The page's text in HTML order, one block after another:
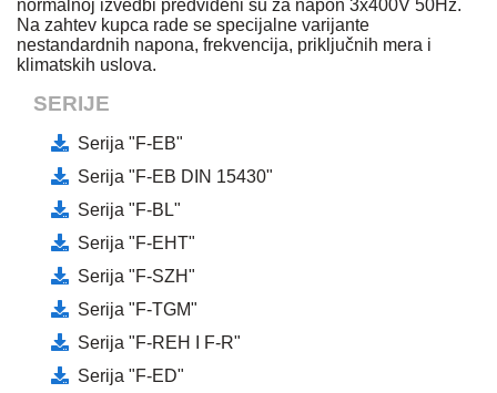
normalnoj izvedbi predviđeni su za napon 3x400V 50Hz.
Na zahtev kupca rade se specijalne varijante
nestandardnih napona, frekvencija, priključnih mera i
klimatskih uslova.
SERIJE
Serija "F-EB"
Serija "F-EB DIN 15430"
Serija "F-BL"
Serija "F-EHT"
Serija "F-SZH"
Serija "F-TGM"
Serija "F-REH I F-R"
Serija "F-ED"